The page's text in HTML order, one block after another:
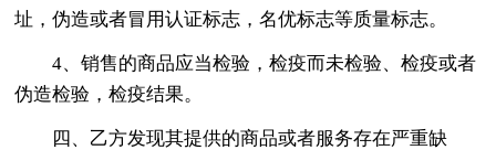
址，伪造或者冒用认证标志，名优标志等质量标志。
4、销售的商品应当检验，检疫而未检验、检疫或者
伪造检验，检疫结果。
四、乙方发现其提供的商品或者服务存在严重缺